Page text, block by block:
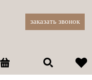
заказать звонок